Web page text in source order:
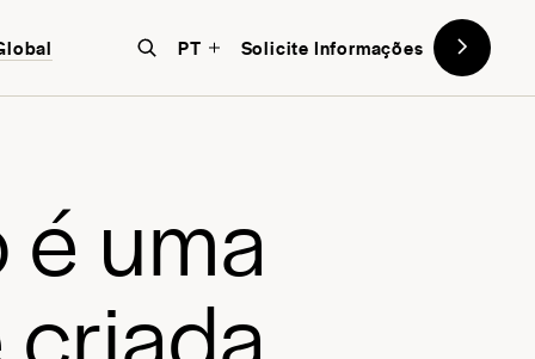
PT Solicite Informações
transformadora da
é uma